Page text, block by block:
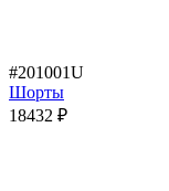
#201001U
Шорты
18432 ₽